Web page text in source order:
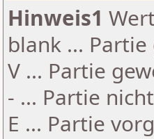
Hinweis1
blank ...
V ... Partie
- ... Partie
E ... Partie